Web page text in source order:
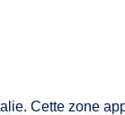
Cette zone